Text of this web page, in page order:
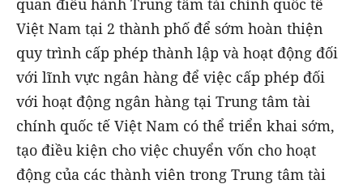
quan điều hành Trung tâm tài chính quốc tế
Việt Nam tại 2 thành phố để sớm hoàn thiện
quy trình cấp phép thành lập và hoạt động đối
với lĩnh vực ngân hàng để việc cấp phép đối
với hoạt động ngân hàng tại Trung tâm tài
chính quốc tế Việt Nam có thể triển khai sớm,
tạo điều kiện cho việc chuyển vốn cho hoạt
động của các thành viên trong Trung tâm tài